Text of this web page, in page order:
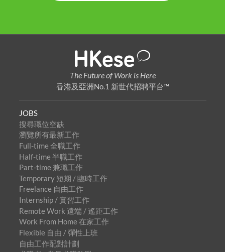
The Future of Work is Here
香港及亞洲No.1 新世代招聘平台™
JOBS
搜尋職位空缺
瀏覽所有最新工作
Full-time 全職工作
Half-time 半職工作
Part-time 兼職工作
Temporary 短期 / 臨時工作
Freelance 自由工作
Internship / 實習工作
Remote Work 遠端 / 遙距工作
Work From Home 在家工作
Flexible 自由 / 彈性上班
自由工作配對計劃